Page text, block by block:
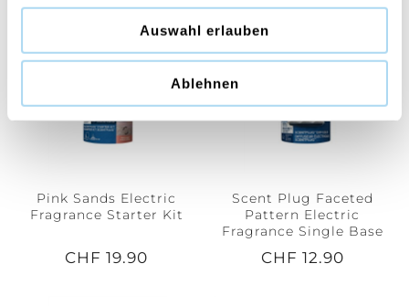
Auswahl erlauben
Ablehnen
Pink Sands Electric
Fragrance Starter Kit
CHF 19.90
Scent Plug Faceted
Pattern Electric
Fragrance Single Base
CHF 12.90